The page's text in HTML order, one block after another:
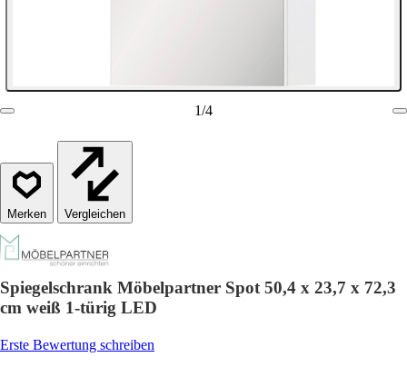
1/4
Vergleichen
Spiegelschrank Möbelpartner Spot 50,4 x 23,7 x 72,3
cm weiß 1-türig LED
Erste Bewertung schreiben